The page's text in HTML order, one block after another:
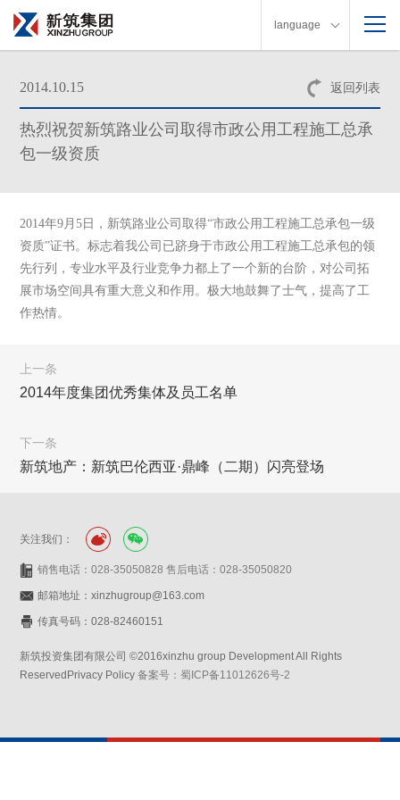
language
返回列表
2014.10.15
热烈祝贺新筑路业公司取得市政公用工程施工总承
包一级资质
2014年9月5日，新筑路业公司取得“市政公用工程施工总承包一级
资质”证书。标志着我公司已跻身于市政公用工程施工总承包的领
先行列，专业水平及行业竞争力都上了一个新的台阶，对公司拓
展市场空间具有重大意义和作用。极大地鼓舞了士气，提高了工
作热情。
上一条
2014年度集团优秀集体及员工名单
下一条
新筑地产：新筑巴伦西亚·鼎峰（二期）闪亮登场
关注我们：
销售电话：028-35050828 售后电话：028-35050820
邮箱地址：xinzhugroup@163.com
传真号码：028-82460151
新筑投资集团有限公司 ©2016xinzhu group Development All Rights
ReservedPrivacy Policy备案号：蜀ICP备11012626号-2